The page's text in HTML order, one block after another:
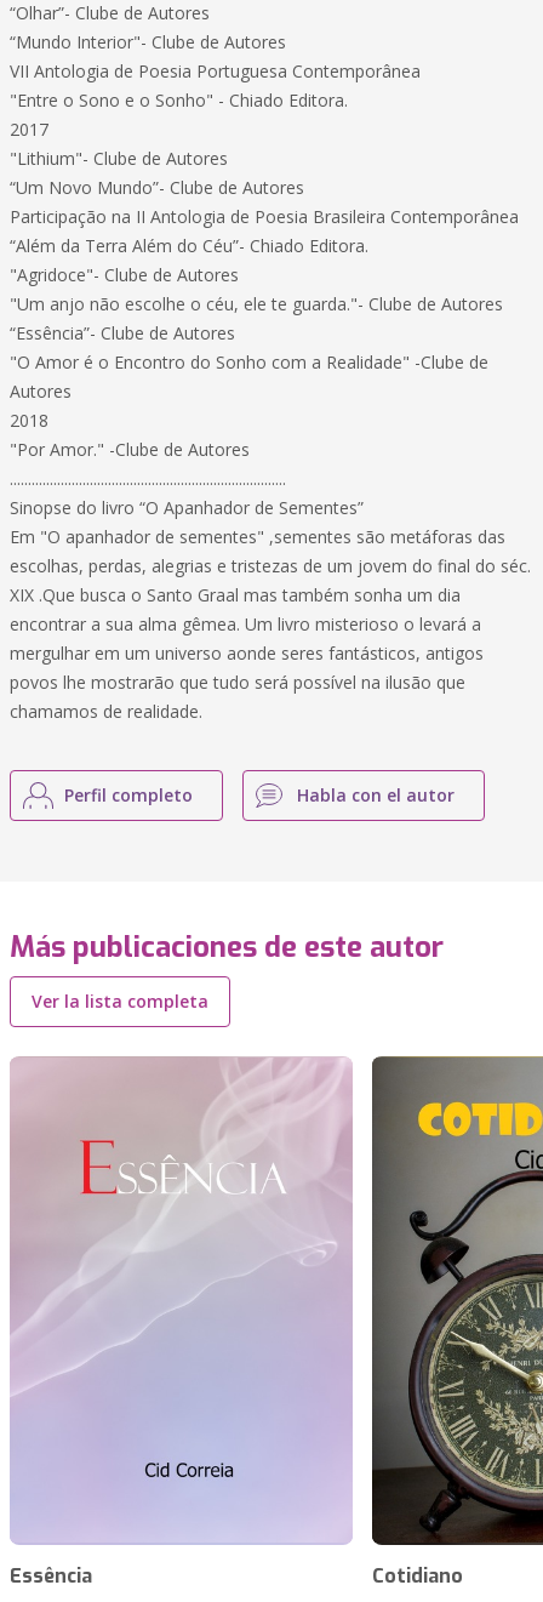
“Olhar”- Clube de Autores
“Mundo Interior"- Clube de Autores
VII Antologia de Poesia Portuguesa Contemporânea
"Entre o Sono e o Sonho" - Chiado Editora.
2017
"Lithium"- Clube de Autores
“Um Novo Mundo”- Clube de Autores
Participação na II Antologia de Poesia Brasileira Contemporânea
“Além da Terra Além do Céu”- Chiado Editora.
"Agridoce"- Clube de Autores
"Um anjo não escolhe o céu, ele te guarda."- Clube de Autores
“Essência”- Clube de Autores
"O Amor é o Encontro do Sonho com a Realidade" -Clube de
Autores
2018
"Por Amor." -Clube de Autores
............................................................................
Sinopse do livro “O Apanhador de Sementes”
Em "O apanhador de sementes" ,sementes são metáforas das
escolhas, perdas, alegrias e tristezas de um jovem do final do séc.
XIX .Que busca o Santo Graal mas também sonha um dia
encontrar a sua alma gêmea. Um livro misterioso o levará a
mergulhar em um universo aonde seres fantásticos, antigos
povos lhe mostrarão que tudo será possível na ilusão que
chamamos de realidade.
Perfil completo Habla con el autor
Más publicaciones de este autor
Ver la lista completa
Essência Cotidiano